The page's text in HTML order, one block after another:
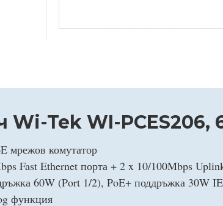
Wi-Tek WI-
мрежов комутатор
Fast Ethernet порта + 2 x 10/100Mbps
60W (Port 1/2), PoE+ поддръжка 30W
функция